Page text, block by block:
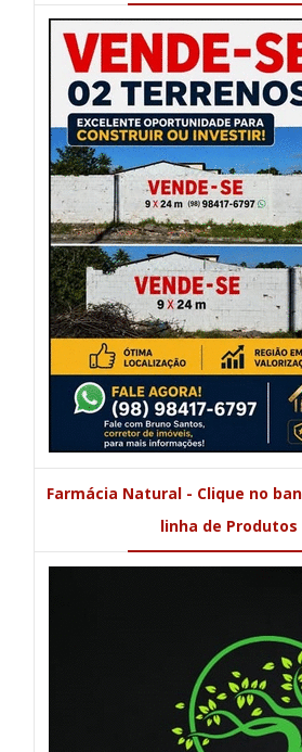
Farmácia Natural - Clique no
linha de